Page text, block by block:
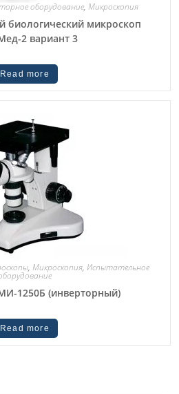
оборудование, Микроскопия
биологический микроскоп
2 вариант 3
Read more
, Микроскопия, Испытательное
1250Б (инверторный)
Read more